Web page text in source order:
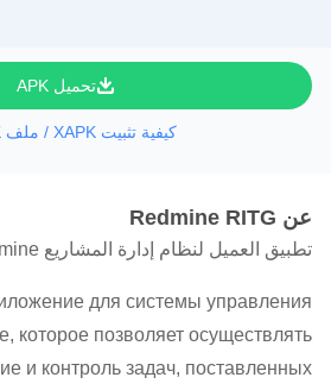
تحميل APK
كيفية تثبيت XAPK / ملف APK
عن Redmine RITG
تطبيق العميل لنظام إدارة المشاريع Redmine
для системы управления
которое позволяет осуществлять
и контроль задач, поставленных